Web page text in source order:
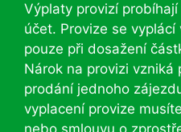
Výplaty provizí
účet. Provize se
pouze při dosažení
Nárok na provizi vzniká
prodání jednoho
vyplacení provize
nebo smlouvu o